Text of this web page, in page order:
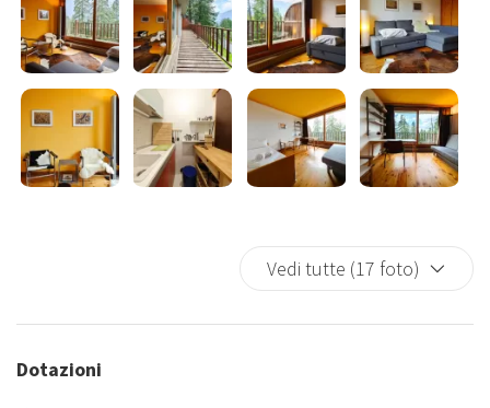
CIN: IT001074C2WYURZ5WA
Vedi tutte (17 foto)
Dotazioni